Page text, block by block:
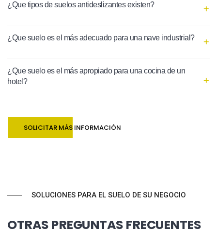
¿Que tipos de suelos antideslizantes existen?
¿Que suelo es el más adecuado para una nave industrial?
¿Que suelo es el más apropiado para una cocina de un
hotel?
SOLICITAR MÁS INFORMACIÓN
SOLUCIONES PARA EL SUELO DE SU NEGOCIO
OTRAS PREGUNTAS FRECUENTES